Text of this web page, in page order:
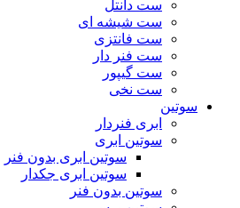
ست دانتل
ست شیشه ای
ست فانتزی
ست فنر دار
ست گیپور
ست نخی
سوتین
ابری فنردار
سوتین ابری
سوتین ابری بدون فنر
سوتین ابری جکدار
سوتین بدون فنر